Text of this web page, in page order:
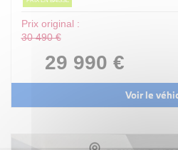
Prix original :
30 490 €
29 990 €
Voir le